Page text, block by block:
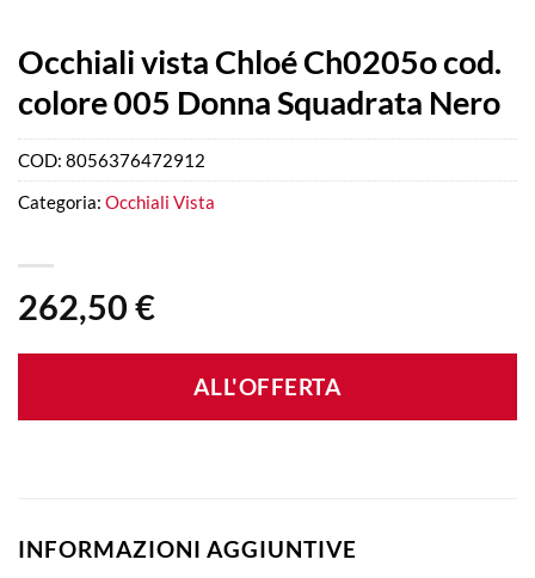
Occhiali vista Chloé Ch0205o cod.
colore 005 Donna Squadrata Nero
262,50 €
ALL'OFFERTA
COD: 8056376472912
Categoria: Occhiali Vista
INFORMAZIONI AGGIUNTIVE